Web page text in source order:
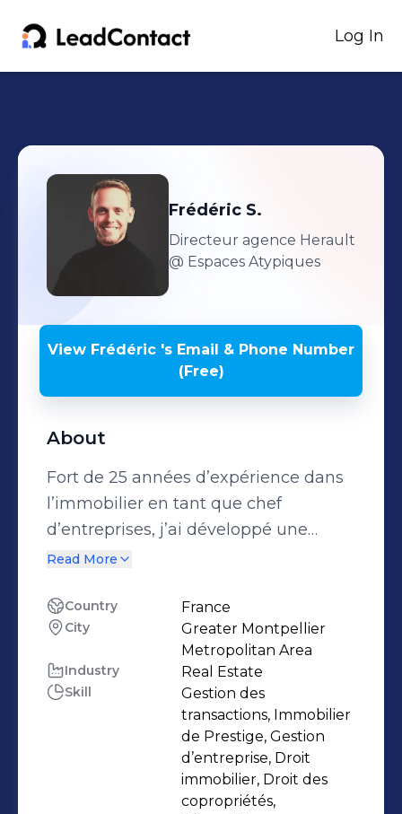
Log In
Frédéric S.
Directeur agence Herault
@ Espaces Atypiques
View Frédéric 's Email & Phone Number
(Free)
About
Fort de 25 années d’expérience dans
l’immobilier en tant que chef
d’entreprises, j’ai développé une
expertise pointue dans la gestion, la
secteur immobilier. Aujourd’hui, j’ai
choisi de me consacrer à une
nouvelle aventure en rejoignant le
réseau Espaces Atypiques, spécialisé
dans les biens immobiliers de
caractère et de prestige. En tant que
directeur de l’agence de Montpellier,
je supervise les activités sur le secteur
Read More
Country France
City
Greater Montpellier
Metropolitan Area
Industry Real Estate
Skill
Gestion des
transactions, Immobilier
de Prestige, Gestion
d’entreprise, Droit
immobilier, Droit des
copropriétés,